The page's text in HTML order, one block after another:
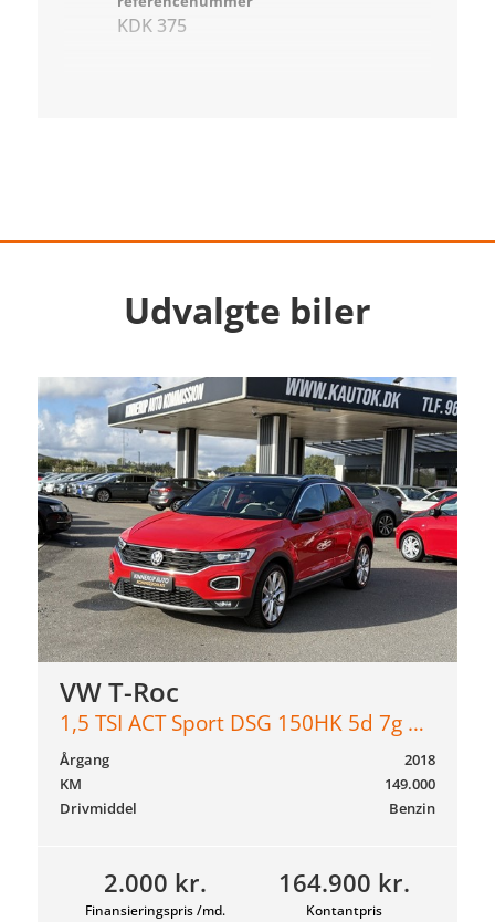
KDK 375
Udvalgte biler
VW T-Roc
1,5 TSI ACT Sport DSG 150HK 5d 7g Aut.
2.000 kr.
Finansieringspris /md.
164.900 kr.
Kontantpris
2018
Årgang
149.000
KM
Benzin
Drivmiddel